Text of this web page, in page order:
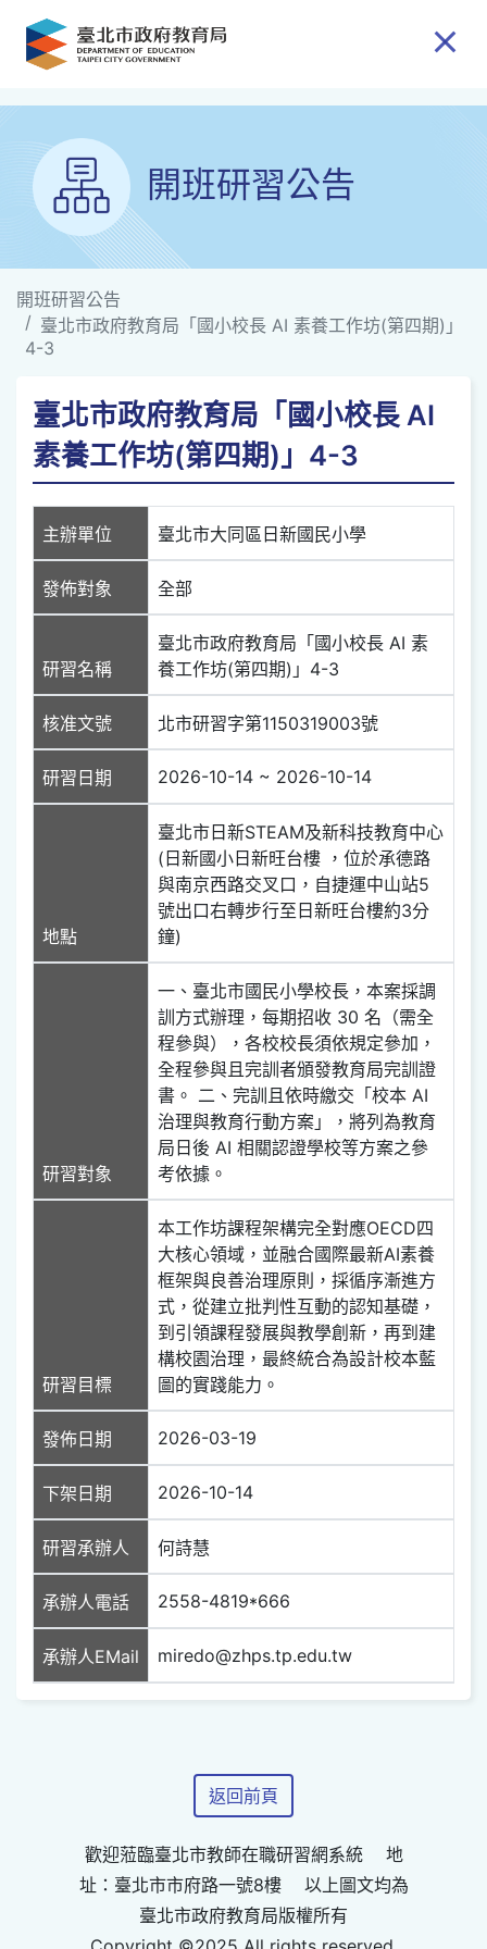
跳到主要內容
開班研習公告
開班研習公告
臺北市政府教育局「國小校長 AI 素養工作坊(第四期)」
4-3
臺北市政府教育局「國小校長 AI
素養工作坊(第四期)」4-3
主辦單位 臺北市大同區日新國民小學
發佈對象 全部
研習名稱
臺北市政府教育局「國小校長 AI 素
養工作坊(第四期)」4-3
核准文號 北市研習字第1150319003號
研習日期 2026-10-14 ~ 2026-10-14
地點
臺北市日新STEAM及新科技教育中心
(日新國小日新旺台樓 ，位​於承德路
與南京西路交叉口，自捷運中山​站5
號出口右轉步行至日新旺台樓約3分
鐘)
研習對象
一、臺北市國民小學校長，本案採調
訓方式辦理，每期招收 30 名（需全
程參與），各校校長須依規定參加，
全程參與且完訓者頒發教育局完訓證
書。 二、完訓且依時繳交「校本 AI
治理與教育行動方案」，將列為教育
局日後 AI 相關認證學校等方案之參
考依據。
研習目標
本工作坊課程架構完全對應OECD四
大核心領域，並融合國際最新AI素養
框架與良善治理原則，採循序漸進方
式，從建立批判性互動的認知基礎，
到引領課程發展與教學創新，再到建
構校園治理，最終統合為設計校本藍
圖的實踐能力。
發佈日期 2026-03-19
下架日期 2026-10-14
研習承辦人 何詩慧
承辦人電話 2558-4819*666
承辦人EMail miredo@zhps.tp.edu.tw
返回前頁
歡迎蒞臨臺北市教師在職研習網系統 地
址：臺北市市府路一號8樓 以上圖文均為
臺北市政府教育局版權所有